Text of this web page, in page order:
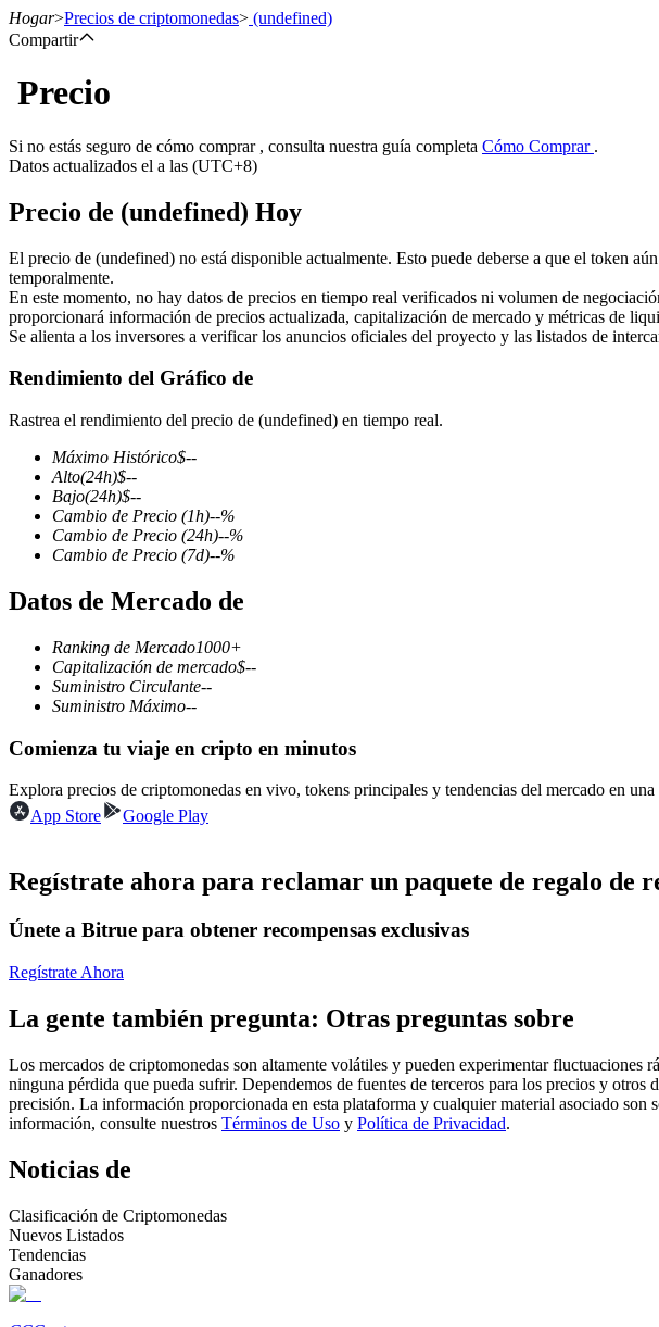
Futuros
Futuros del USDT
TradFi
Derivados de acciones, divisas, metales preciosos y materias primas
Copiar Trading
Únete a los mejores traders
Hogar>Precios de criptomonedas> (undefined)
Compartir
Precio
Si no estás seguro de cómo comprar , consulta nuestra guía completa Cómo Comprar .
Datos actualizados el a las (UTC+8)
Precio de (undefined) Hoy
El precio de (undefined) no está disponible actualmente. Esto puede deberse a que el token
temporalmente.
En este momento, no hay datos de precios en tiempo real verificados ni volumen de
proporcionará información de precios actualizada, capitalización de mercado y métricas de
Se alienta a los inversores a verificar los anuncios oficiales del proyecto y las listados de
Rendimiento del Gráfico de
Rastrea el rendimiento del precio de (undefined) en tiempo real.
Máximo Histórico$--
Alto(24h)$--
Bajo(24h)$--
Cambio de Precio (1h)--%
Cambio de Precio (24h)--%
Cambio de Precio (7d)--%
Datos de Mercado de
Ranking de Mercado1000+
Capitalización de mercado$--
Suministro Circulante--
Suministro Máximo--
Comienza tu viaje en cripto en minutos
Explora precios de criptomonedas en vivo, tokens principales y tendencias del mercado en una
App Store
Google Play
Regístrate ahora para reclamar un paquete de regalo de
Únete a Bitrue para obtener recompensas exclusivas
Regístrate Ahora
La gente también pregunta: Otras preguntas sobre
Los mercados de criptomonedas son altamente volátiles y pueden experimentar fluctuaciones
ninguna pérdida que pueda sufrir. Dependemos de fuentes de terceros para los precios y
precisión. La información proporcionada en esta plataforma y cualquier material asociado
información, consulte nuestros Términos de Uso y Política de Privacidad.
Noticias de
Clasificación de Criptomonedas
Nuevos Listados
Tendencias
Ganadores